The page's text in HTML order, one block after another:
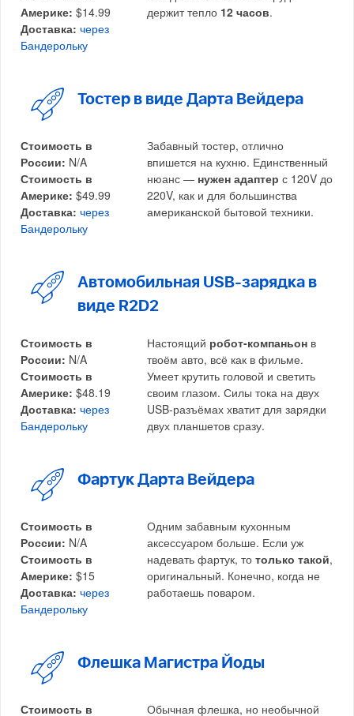
Америке:$14.99
Доставка: через
Бандерольку
держит тепло 12 часов.
Тостер в виде Дарта Вейдера
Стоимость в
России: N/A
Стоимость в
Америке:$49.99
Доставка: через
Бандерольку
Забавный тостер, отлично
впишется на кухню. Единственный
нюанс — нужен адаптер с 120V до
220V, как и для большинства
американской бытовой техники.
Автомобильная USB-зарядка в
виде R2D2
Стоимость в
России: N/A
Стоимость в
Америке:$48.19
Доставка: через
Бандерольку
Настоящий робот-компаньон в
твоём авто, всё как в фильме.
Умеет крутить головой и светить
своим глазом. Силы тока на двух
USB-разъёмах хватит для зарядки
двух планшетов сразу.
Фартук Дарта Вейдера
Стоимость в
России: N/A
Стоимость в
Америке:$15
Доставка: через
Бандерольку
Одним забавным кухонным
аксессуаром больше. Если уж
надевать фартук, тотолько такой,
оригинальный. Конечно, когда не
работаешь поваром.
Флешка Магистра Йоды
Стоимость в Обычная флешка, но необычной